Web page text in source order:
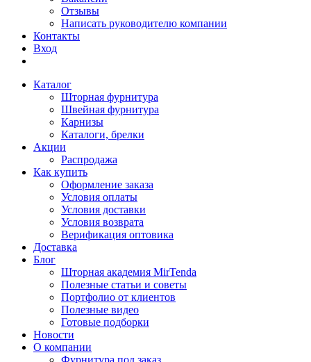
Отзывы
Написать руководителю компании
Контакты
Вход
Каталог
Шторная фурнитура
Швейная фурнитура
Карнизы
Каталоги, брелки
Акции
Распродажа
Как купить
Оформление заказа
Условия оплаты
Условия доставки
Условия возврата
Верификация оптовика
Доставка
Блог
Шторная академия MirTenda
Полезные статьи и советы
Портфолио от клиентов
Полезные видео
Готовые подборки
Новости
О компании
Фурнитура под заказ